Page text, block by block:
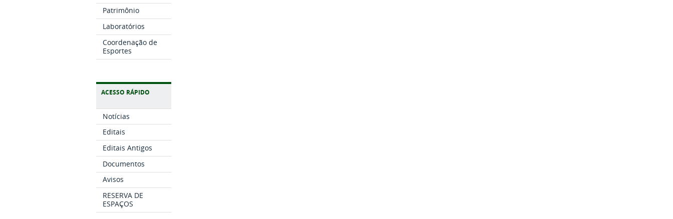
Patrimônio
Laboratórios
Coordenação de
Esportes
ACESSO RÁPIDO
Notícias
Editais
Editais Antigos
Documentos
Avisos
RESERVA DE
ESPAÇOS